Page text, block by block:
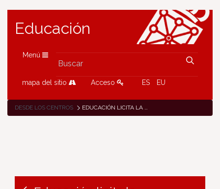
Educación
Menú
mapa del sitio Acceso ES EU
DESDE LOS CENTROS EDUCACIÓN LICITA LA CONTRATACIÓN DEL PROYECTO DE REMODELACIÓN DEL COLEGIO PÚBLICO LAS AMÉSCOAS DE ZUDAIRE